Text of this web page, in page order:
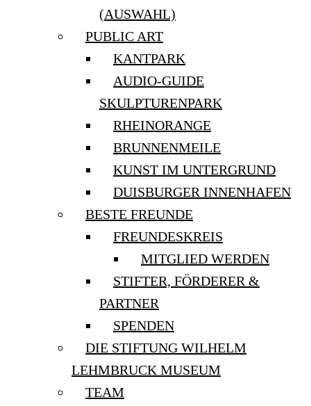
(AUSWAHL)
PUBLIC ART
KANTPARK
AUDIO-GUIDE
SKULPTURENPARK
RHEINORANGE
BRUNNENMEILE
KUNST IM UNTERGRUND
DUISBURGER INNENHAFEN
BESTE FREUNDE
FREUNDESKREIS
MITGLIED WERDEN
STIFTER, FÖRDERER &
PARTNER
SPENDEN
DIE STIFTUNG WILHELM
LEHMBRUCK MUSEUM
TEAM